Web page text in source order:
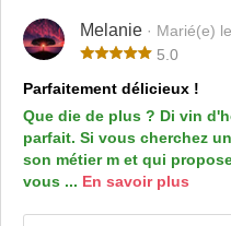
Melanie · Marié(e)
5.0
Parfaitement délicieux !
Que die de plus ? Di vin
parfait. Si vous cherchez
son métier m et qui
vous ... En savoir plus